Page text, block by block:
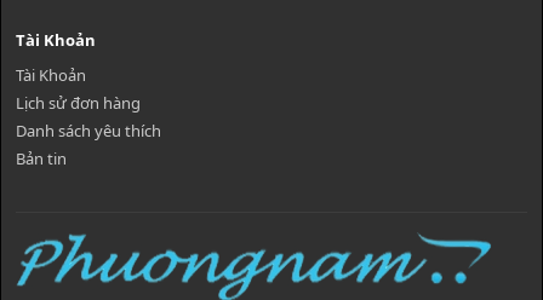
Tài Khoản
Tài Khoản
Lịch sử đơn hàng
Danh sách yêu thích
Bản tin